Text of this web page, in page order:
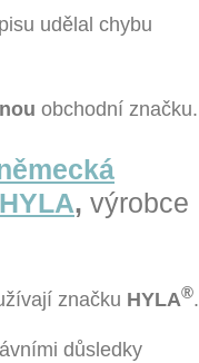
udělal chybu
obchodní značku.
, výrobce
značku HYLA®.
důsledky